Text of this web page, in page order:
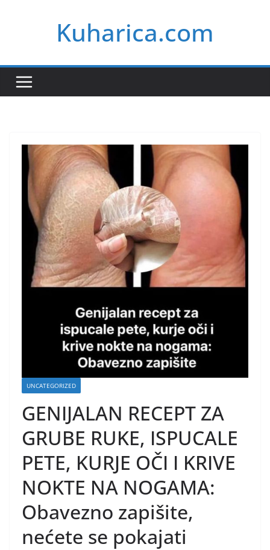
Kuharica.com
UNCATEGORIZED
GENIJALAN RECEPT ZA
GRUBE RUKE, ISPUCALE
PETE, KURJE OČI I KRIVE
NOKTE NA NOGAMA:
Obavezno zapišite,
nećete se pokajati